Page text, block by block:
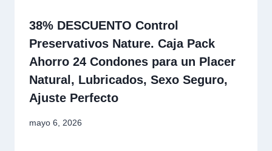
38% DESCUENTO Control
Preservativos Nature. Caja Pack
Ahorro 24 Condones para un Placer
Natural, Lubricados, Sexo Seguro,
Ajuste Perfecto
mayo 6, 2026